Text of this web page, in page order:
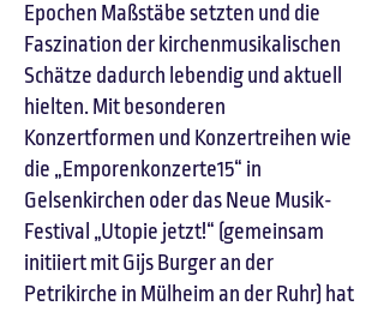
Epochen Maßstäbe setzten und die
Faszination der kirchenmusikalischen
Schätze dadurch lebendig und aktuell
hielten. Mit besonderen
Konzertformen und Konzertreihen wie
die „Emporenkonzerte15“ in
Gelsenkirchen oder das Neue Musik-
Festival „Utopie jetzt!“ (gemeinsam
initiiert mit Gijs Burger an der
Petrikirche in Mülheim an der Ruhr) hat